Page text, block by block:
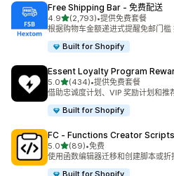
Free Shipping Bar ‑ 免费配送
4.9星（满分 5 星）
(2,793)
总共 2793 条评论
•提供免费套餐
根据购物车金额递进式提醒免邮门
Built for Shopify
Essent Loyalty Program
5.0星（满分 5 星）
(434)
总共 434 条评论
•提供免费套餐
借助忠诚度计划、VIP 奖励计划和推
Built for Shopify
FC ‑ Functions Creator Scripts
5.0星（满分 5 星）
(89)
总共 89 条评论
•免费
使用函数编辑器迁移和创建脚本或折